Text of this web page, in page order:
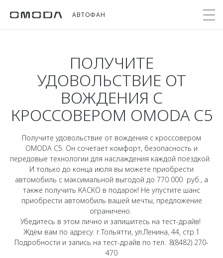
АВТОФАН
Модели
от 2 299 000 ₽*
от 2 739 000 ₽*
Покупателям
Выбор и покупка
Сравнить комплектации
Cпецпредложения
Прайс-листы
OMODA Лизинг
Кредит и страхование
Страхование
Кредитный калькулятор
Владельцам
Записаться на сервис
Поддержка
Помощь на дороге
Гарантия
Дополнительная техническая поддержка
Руководства по эксплуатации
Клиентская поддержка
Мир OMODA
Новости
Онлайн-сервисы
Приложение O&J
Клуб владельцев OMODA
Бренд JAECOO
Правовая информация
Обратная связь
ПОЛУЧИТЕ
УДОВОЛЬСТВИЕ ОТ
ВОЖДЕНИЯ С
КРОССОВЕРОМ OMODA C5
Получите удовольствие от вождения с кроссовером
OMODA C5. Он сочетает комфорт, безопасность и
передовые технологии для наслаждения каждой поездкой.
И только до конца июля вы можете приобрести
автомобиль с максимальной выгодой до 770 000 руб., а
также получить КАСКО в подарок! Не упустите шанс
приобрести автомобиль вашей мечты, предложение
ограничено.
Убедитесь в этом лично и запишитесь на тест-драйв!
Ждём вам по адресу: г.Тольятти, ул.Ленина, 44, стр.1
Подробности и запись на тест-драйв по тел.: 8(8482) 270-
470